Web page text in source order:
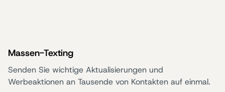
Massen-Texting
Senden Sie wichtige Aktualisierungen und
Werbeaktionen an Tausende von Kontakten auf einmal.